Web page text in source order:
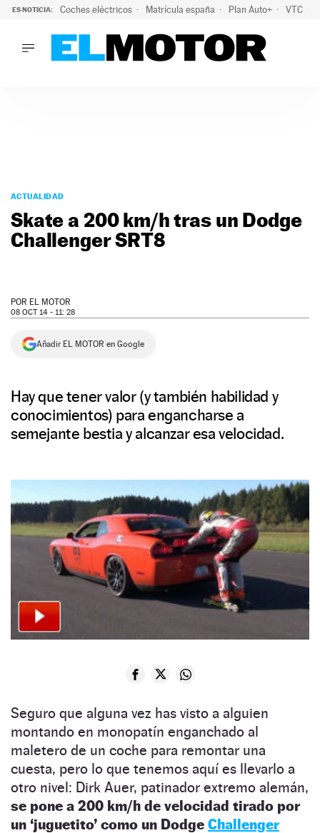
ES NOTICIA: Coches eléctricos Matrícula españa Plan Auto+ VTC
PODCAST
MOTOS
TECNOLOGÍA
SERVICIOS
NEWSLETTER
ACTUALIDAD
Skate a 200 km/h tras un Dodge
Challenger SRT8
POR EL MOTOR
08 OCT 14 - 11: 28
Añadir EL MOTOR en Google
Hay que tener valor (y también habilidad y
conocimientos) para engancharse a
semejante bestia y alcanzar esa velocidad.
Seguro que alguna vez has visto a alguien
montando en monopatín enganchado al
maletero de un coche para remontar una
cuesta, pero lo que tenemos aquí es llevarlo a
otro nivel: Dirk Auer, patinador extremo alemán,
se pone a 200 km/h de velocidad tirado por
un ‘juguetito’ como un Dodge Challenger